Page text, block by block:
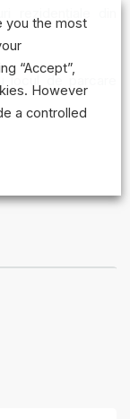
locul de parcare
you the most
“Accept”,
However
a controlled